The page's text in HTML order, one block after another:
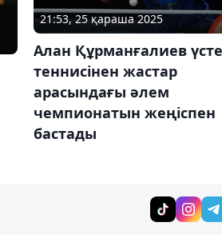
21:53, 25 қараша 2025
Алан Құрманғалиев
теннисінен жастар
арасындағы әлем
чемпионатын жеңіспен
бастады